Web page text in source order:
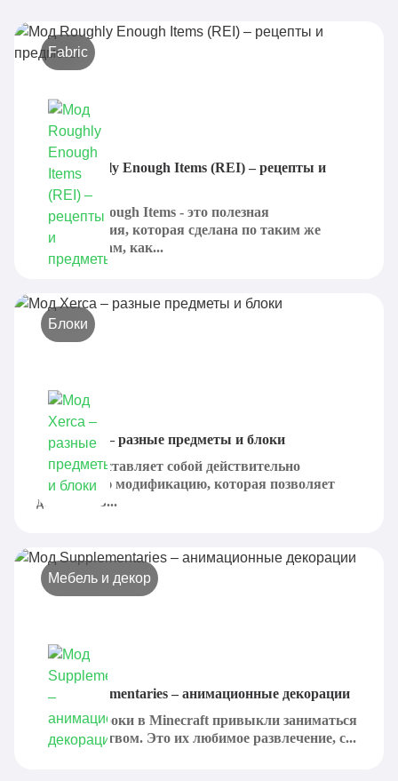
Fabric
Мод Roughly Enough Items (REI) – рецепты и
Roughly Enough Items - это полезная
модификация, которая сделана по таким же
лейтмотивам, как...
Блоки
Мод Xerca – разные предметы и блоки
Xerca представляет собой действительно
интересную модификацию, которая позволяет
добавить в...
Мебель и декор
Мод Supplementaries – анимационные декорации
Многие игроки в Minecraft привыкли заниматься
строительством. Это их любимое развлечение, с...